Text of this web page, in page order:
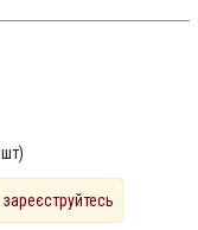
шт)
зареєструйтесь